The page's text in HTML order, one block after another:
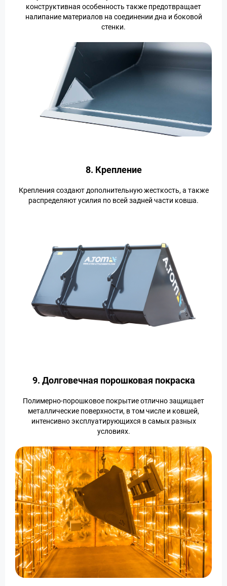
конструктивная особенность также предотвращает
налипание материалов на соединении дна и боковой
стенки.
8. Крепление
Крепления создают дополнительную жесткость, а также
распределяют усилия по всей задней части ковша.
9. Долговечная порошковая покраска
Полимерно-порошковое покрытие отлично защищает
металлические поверхности, в том числе и ковшей,
интенсивно эксплуатирующихся в самых разных
условиях.